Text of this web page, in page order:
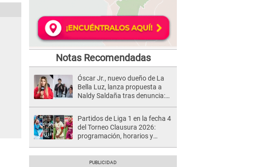
Notas Recomendadas
Óscar Jr., nuevo dueño de La
Bella Luz, lanza propuesta a
Naldy Saldaña tras denuncia:
Partidos de Liga 1 en la fecha 4
del Torneo Clausura 2026:
programación, horarios y